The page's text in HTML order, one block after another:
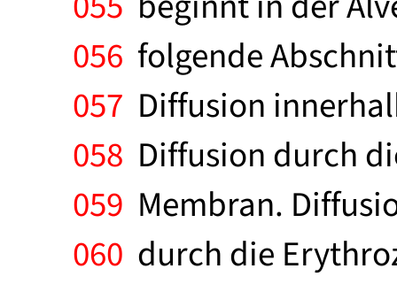
056 folgende
057 Diffusion
058 Diffusion durch
059 Membran.
060 durch die